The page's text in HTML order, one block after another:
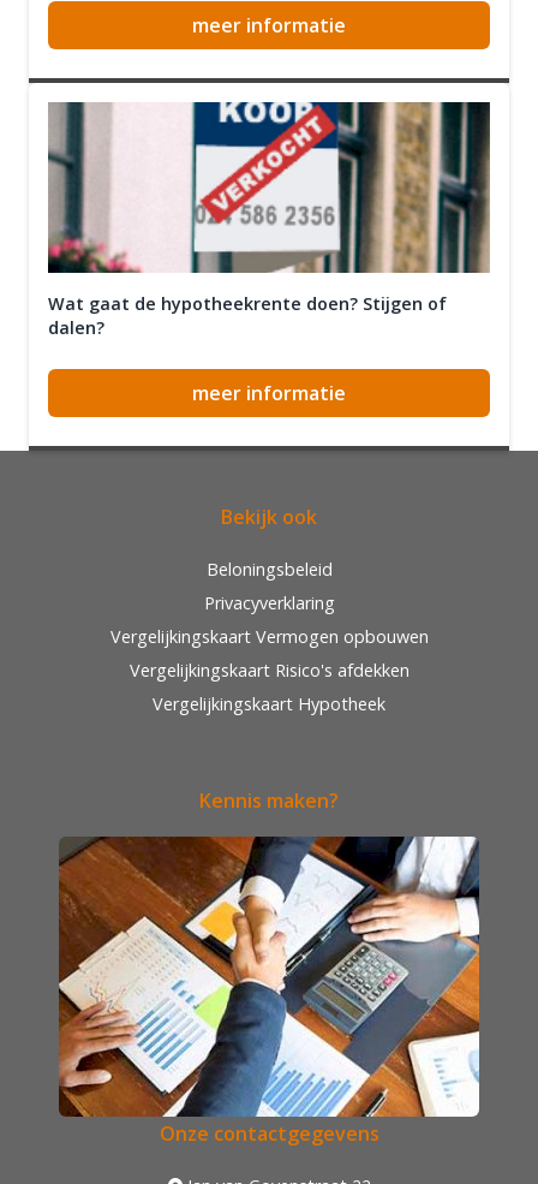
meer informatie
Wat gaat de hypotheekrente doen? Stijgen of
dalen?
meer informatie
Bekijk ook
Beloningsbeleid
Privacyverklaring
Vergelijkingskaart Vermogen opbouwen
Vergelijkingskaart Risico's afdekken
Vergelijkingskaart Hypotheek
Kennis maken?
Onze contactgegevens